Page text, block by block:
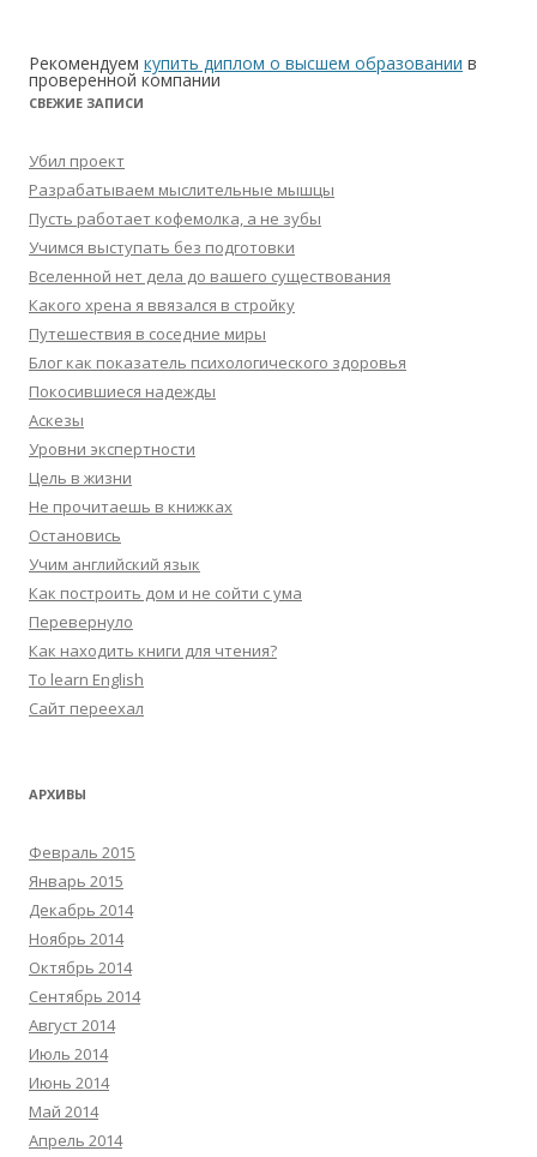
Рекомендуем купить диплом о высшем образовании в
проверенной компании
СВЕЖИЕ ЗАПИСИ
Убил проект
Разрабатываем мыслительные мышцы
Пусть работает кофемолка, а не зубы
Учимся выступать без подготовки
Вселенной нет дела до вашего существования
Какого хрена я ввязался в стройку
Путешествия в соседние миры
Блог как показатель психологического здоровья
Покосившиеся надежды
Аскезы
Уровни экспертности
Цель в жизни
Не прочитаешь в книжках
Остановись
Учим английский язык
Как построить дом и не сойти с ума
Перевернуло
Как находить книги для чтения?
To learn English
Сайт переехал
АРХИВЫ
Февраль 2015
Январь 2015
Декабрь 2014
Ноябрь 2014
Октябрь 2014
Сентябрь 2014
Август 2014
Июль 2014
Июнь 2014
Май 2014
Апрель 2014